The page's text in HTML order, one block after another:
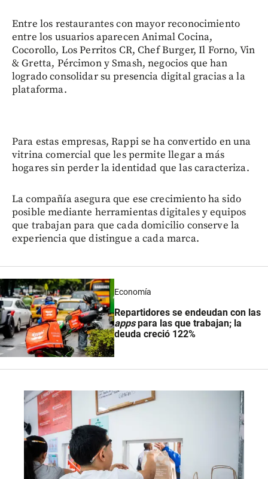
Entre los restaurantes con mayor reconocimiento
entre los usuarios aparecen Animal Cocina,
Cocorollo, Los Perritos CR, Chef Burger, Il Forno, Vin
& Gretta, Pércimon y Smash, negocios que han
logrado consolidar su presencia digital gracias a la
plataforma.
Para estas empresas, Rappi se ha convertido en una
vitrina comercial que les permite llegar a más
hogares sin perder la identidad que las caracteriza.
La compañía asegura que ese crecimiento ha sido
posible mediante herramientas digitales y equipos
que trabajan para que cada domicilio conserve la
experiencia que distingue a cada marca.
Economía
Repartidores se endeudan con las
appspara las que trabajan; la
deuda creció 122%